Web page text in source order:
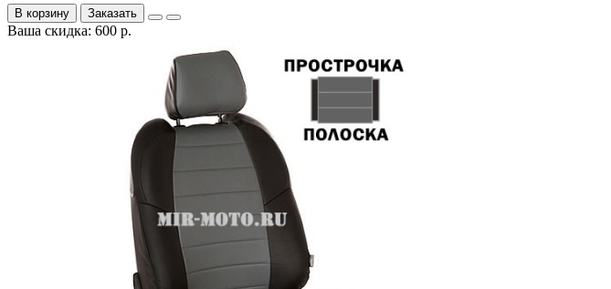
В корзину Заказать
Ваша скидка: 600 р.